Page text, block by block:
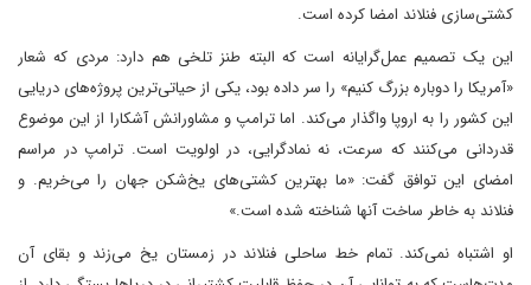
کشتی‌سازی فنلاند امضا کرده است.
این یک تصمیم عمل‌گرایانه است که البته طنز تلخی هم دارد: مردی که شعار
«آمریکا را دوباره بزرگ کنیم» را سر داده بود، یکی از حیاتی‌ترین پروژه‌های دریایی
این کشور را به اروپا واگذار می‌کند. اما ترامپ و مشاورانش آشکارا از این موضوع
قدردانی می‌کنند که سرعت، نه نمادگرایی، در اولویت است. ترامپ در مراسم
امضای این توافق گفت: «ما بهترین کشتی‌های یخ‌شکن جهان را می‌خریم. و
فنلاند به خاطر ساخت آنها شناخته شده است.»
او اشتباه نمی‌کند. تمام خط ساحلی فنلاند در زمستان یخ می‌زند و بقای آن